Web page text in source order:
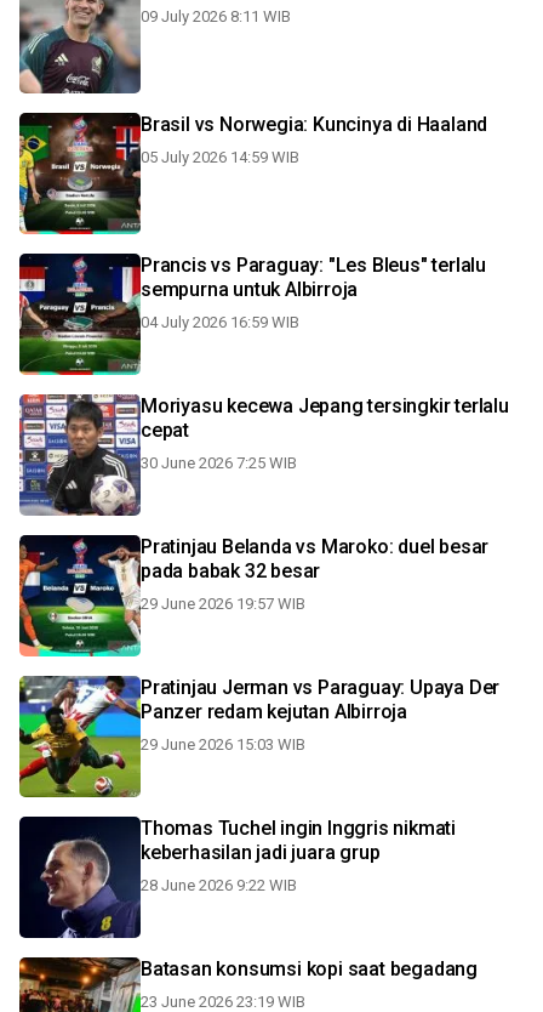
09 July 2026 8:11 WIB
Brasil vs Norwegia: Kuncinya di Haaland
05 July 2026 14:59 WIB
Prancis vs Paraguay: "Les Bleus" terlalu
sempurna untuk Albirroja
04 July 2026 16:59 WIB
Moriyasu kecewa Jepang tersingkir terlalu
cepat
30 June 2026 7:25 WIB
Pratinjau Belanda vs Maroko: duel besar
pada babak 32 besar
29 June 2026 19:57 WIB
Pratinjau Jerman vs Paraguay: Upaya Der
Panzer redam kejutan Albirroja
29 June 2026 15:03 WIB
Thomas Tuchel ingin Inggris nikmati
keberhasilan jadi juara grup
28 June 2026 9:22 WIB
Batasan konsumsi kopi saat begadang
23 June 2026 23:19 WIB